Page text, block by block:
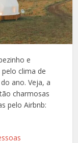
e
clima de
ano. Veja, a
charmosas
pelo Airbnb: